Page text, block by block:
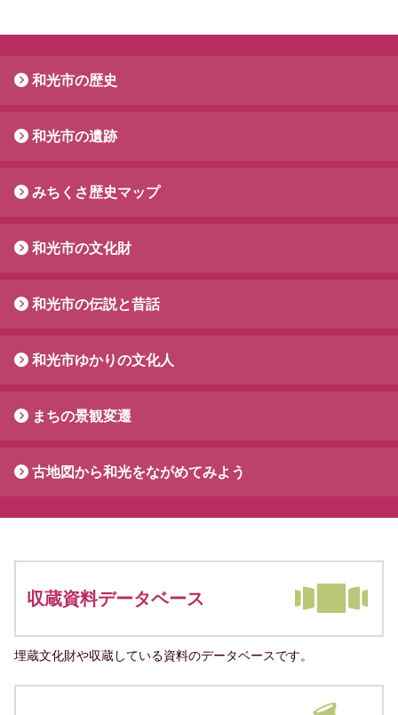
和光市の歴史
和光市の遺跡
みちくさ歴史マップ
和光市の文化財
和光市の伝説と昔話
和光市ゆかりの文化人
まちの景観変遷
古地図から和光をながめてみよう
収蔵資料データベース
埋蔵文化財や収蔵している資料のデータベースです。